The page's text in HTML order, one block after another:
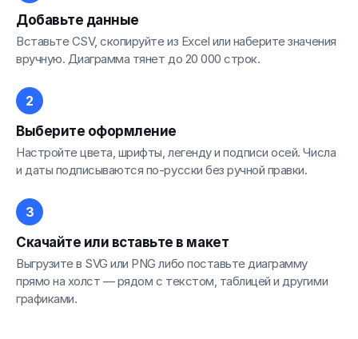
Добавьте данные
Вставьте CSV, скопируйте из Excel или наберите значения
вручную. Диаграмма тянет до 20 000 строк.
Выберите оформление
Настройте цвета, шрифты, легенду и подписи осей. Числа
и даты подписываются по-русски без ручной правки.
Скачайте или вставьте в макет
Выгрузите в SVG или PNG либо поставьте диаграмму
прямо на холст — рядом с текстом, таблицей и другими
графиками.